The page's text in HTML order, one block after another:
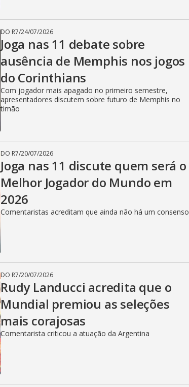
DO R7/24/07/2026
Joga nas 11 debate sobre
ausência de Memphis nos jogos
do Corinthians
Com jogador mais apagado no primeiro semestre,
apresentadores discutem sobre futuro de Memphis no
timão
DO R7/20/07/2026
Joga nas 11 discute quem será o
Melhor Jogador do Mundo em
2026
Comentaristas acreditam que ainda não há um consenso
DO R7/20/07/2026
Rudy Landucci acredita que o
Mundial premiou as seleções
mais corajosas
Comentarista criticou a atuação da Argentina